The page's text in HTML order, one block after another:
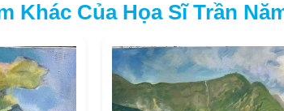
Khác Của Họa Sĩ Trần